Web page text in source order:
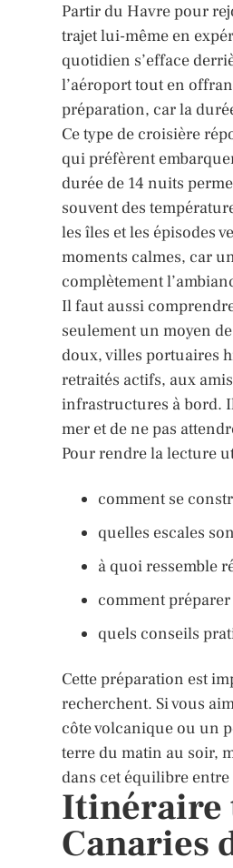
Partir du Havre pour
trajet lui-même en
quotidien s’efface
l’aéroport tout en
préparation, car la
Ce type de croisière
qui préfèrent
durée de 14 nuits
souvent des
les îles et les épisodes
moments calmes, car
complètement
Il faut aussi
seulement un moyen
doux, villes portuaires
retraités actifs, aux
infrastructures à bord.
mer et de ne pas
Pour rendre la lecture
comment se
quelles escales
à quoi ressemble
comment
quels conseils
Cette préparation est
recherchent. Si vous
côte volcanique ou un
terre du matin au soir,
dans cet équilibre
Itinéraire
Canaries